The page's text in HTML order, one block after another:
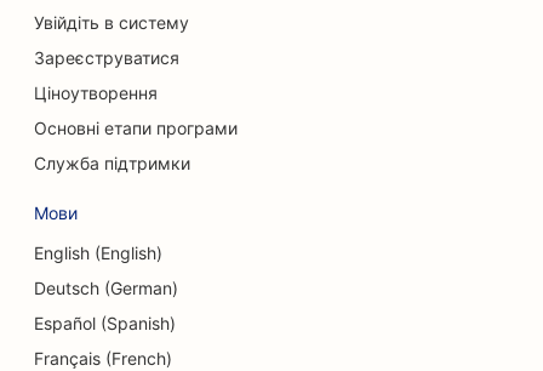
SEO для кредитних спілок
SEO для консалтингових компаній
SEO для послуг боргового консультування
SEO для танцювальних студій
SEO для послуг дермабразії
SEO для делікатесів
Увійдіть в систему
Зареєструватися
Ціноутворення
Основні етапи програми
Служба підтримки
Мови
English (English)
Deutsch (German)
Español (Spanish)
Français (French)